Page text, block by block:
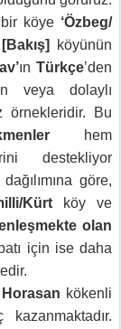
köye ‘Özbeg/
köyünün
ınTürkçe’den
veya dolaylı
örnekleridir. Bu
hem
destekliyor
göre,
Kürt köy ve
olan
için ise daha
kökenli